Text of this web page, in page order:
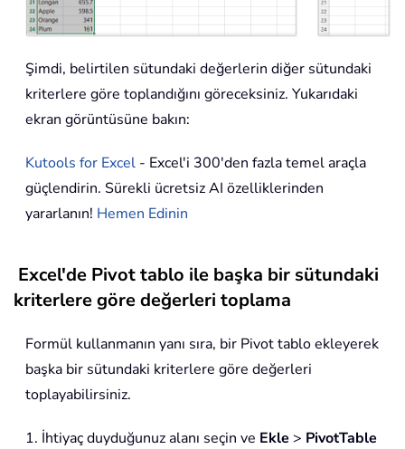
Şimdi, belirtilen sütundaki değerlerin diğer sütundaki
kriterlere göre toplandığını göreceksiniz. Yukarıdaki
ekran görüntüsüne bakın:
Kutools for Excel - Excel'i 300'den fazla temel araçla
güçlendirin. Sürekli ücretsiz AI özelliklerinden
yararlanın! Hemen Edinin
Excel'de Pivot tablo ile başka bir sütundaki
kriterlere göre değerleri toplama
Formül kullanmanın yanı sıra, bir Pivot tablo ekleyerek
başka bir sütundaki kriterlere göre değerleri
toplayabilirsiniz.
1. İhtiyaç duyduğunuz alanı seçin ve Ekle > PivotTable